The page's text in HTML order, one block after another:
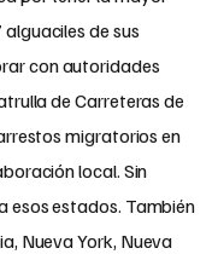
de sus
con autoridades
de Carreteras de
migratorios en
local. Sin
esos estados. También
Nueva York, Nueva